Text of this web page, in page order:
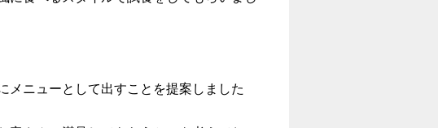
メニューとして出すことを提案しました